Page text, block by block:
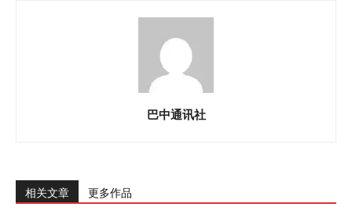
巴中通讯社
相关文章 更多作品